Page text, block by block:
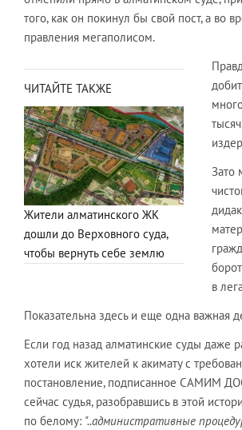
того, как он покинул бы свой пост, а во
правления мегаполисом.
ЧИТАЙТЕ ТАКЖЕ
Жители алматинского ЖК
дошли до Верховного суда,
чтобы вернуть себе землю
Зато
в
Показательна здесь и еще одна важная
Если год назад алматинские суды даже
хотели иск жителей к акимату с
постановление, подписанное САМИМ
сейчас судья, разобравшись в этой
по белому: "..административные